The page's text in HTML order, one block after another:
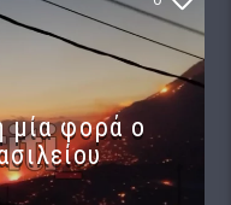
μία φορά ο